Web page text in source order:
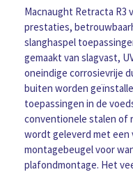
veerbediende
tuinslang
waterhaspel
met
18m
x
1/2
"
slang
(Groen)
aantal
Macnaught Retracta R3
prestaties,
slanghaspel
gemaakt van slagvast,
oneindige corrosievrije
buiten worden
toepassingen in de
conventionele stalen of
wordt geleverd met een
montagebeugel voor
plafondmontage. Het